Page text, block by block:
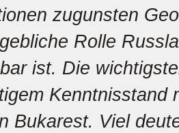
zugunsten
Rolle
ist. Die
Kenntnisstand
Bukarest. Viel